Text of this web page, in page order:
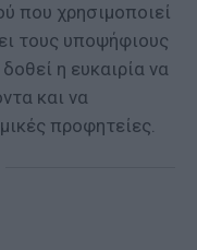
που χρησιμοποιεί
τους υποψήφιους
η ευκαιρία να
και να
προφητείες.